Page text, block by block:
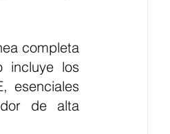
incluye los
esenciales
de alta